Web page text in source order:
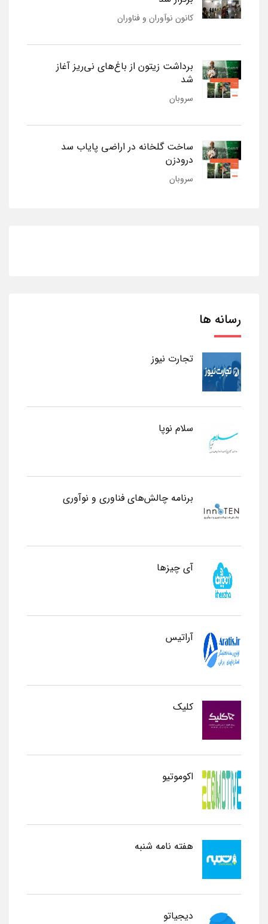
کانون نوآوران و فناوران
برداشت زیتون از باغ‌های نی‌ریز آغاز
شد
سروبان
ساخت گلخانه در اراضی پایاب سد
درودزن
سروبان
رسانه ها
تجارت نیوز
سلام نوپا
برنامه چالش‌های فناوری و نوآوری
آی چیزها
آراتیس
کلیک
اکوموتیو
هفته نامه شنبه
دیجیاتو